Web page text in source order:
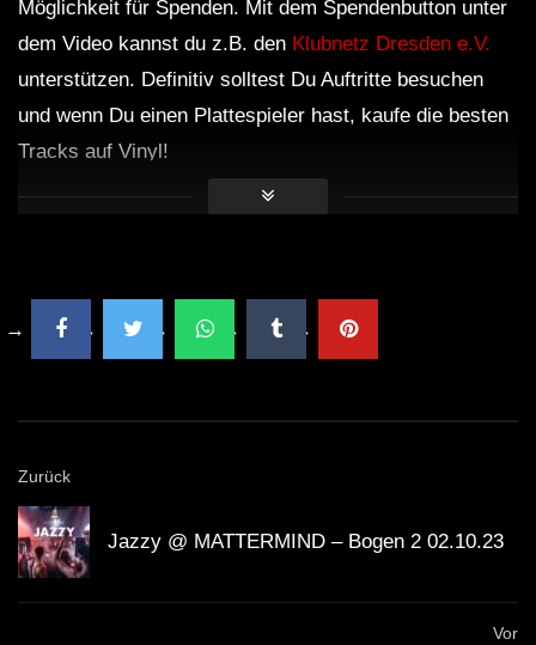
Möglichkeit für Spenden. Mit dem Spendenbutton unter
dem Video kannst du z.B. den Klubnetz Dresden e.V.
unterstützen. Definitiv solltest Du Auftritte besuchen
und wenn Du einen Plattespieler hast, kaufe die besten
Tracks auf Vinyl!
Zurück
Jazzy @ MATTERMIND – Bogen 2 02.10.23
Vor